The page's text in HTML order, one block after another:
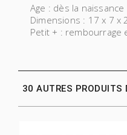
Age : dès la naissance
Dimensions : 17 x 7 x
Petit + : rembourrage
30 AUTRES PRODUITS